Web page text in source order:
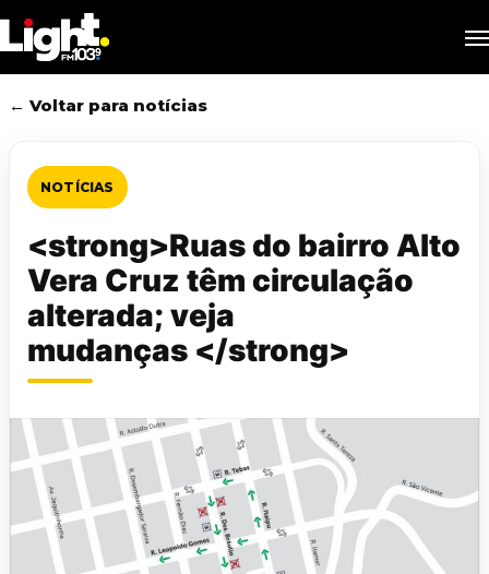
to
main
content
← Voltar para notícias
NOTÍCIAS
<strong>Ruas do bairro Alto
Vera Cruz têm circulação
alterada; veja
mudanças </strong>